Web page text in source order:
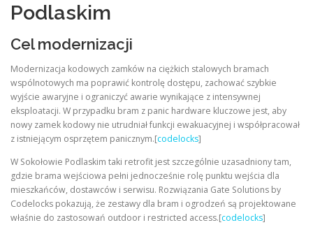
Podlaskim
Cel modernizacji
Modernizacja kodowych zamków na ciężkich stalowych bramach
wspólnotowych ma poprawić kontrolę dostępu, zachować szybkie
wyjście awaryjne i ograniczyć awarie wynikające z intensywnej
eksploatacji. W przypadku bram z panic hardware kluczowe jest, aby
nowy zamek kodowy nie utrudniał funkcji ewakuacyjnej i współpracował
z istniejącym osprzętem panicznym.[codelocks]
W Sokołowie Podlaskim taki retrofit jest szczególnie uzasadniony tam,
gdzie brama wejściowa pełni jednocześnie rolę punktu wejścia dla
mieszkańców, dostawców i serwisu. Rozwiązania Gate Solutions by
Codelocks pokazują, że zestawy dla bram i ogrodzeń są projektowane
właśnie do zastosowań outdoor i restricted access.[codelocks]